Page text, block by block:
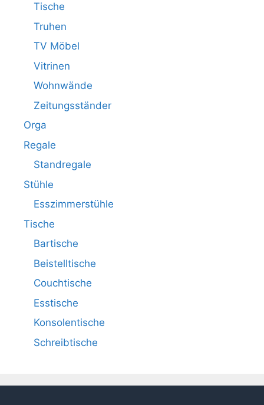
Tische
Truhen
TV Möbel
Vitrinen
Wohnwände
Zeitungsständer
Orga
Regale
Standregale
Stühle
Esszimmerstühle
Tische
Bartische
Beistelltische
Couchtische
Esstische
Konsolentische
Schreibtische